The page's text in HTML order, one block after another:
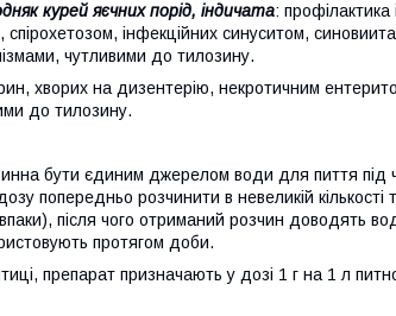
курей яєчних порід, індичата: профілактика
інфекційних синуситом,
чутливими до тилозину.
хворих на дизентерію, некротичним
до тилозину.
бути єдиним джерелом води для пиття під
попередньо розчинити в невеликій
після чого отриманий розчин доводять
протягом доби.
препарат призначають у дозі 1 г на 1 л